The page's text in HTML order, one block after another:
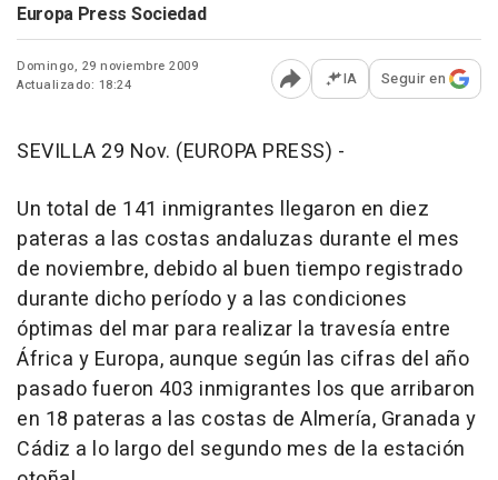
Europa Press Sociedad
Domingo, 29 noviembre 2009
Actualizado: 18:24
Abrir opciones para
IA Seguir en
SEVILLA 29 Nov. (EUROPA PRESS) -
Un total de 141 inmigrantes llegaron en diez
pateras a las costas andaluzas durante el mes
de noviembre, debido al buen tiempo registrado
durante dicho período y a las condiciones
óptimas del mar para realizar la travesía entre
África y Europa, aunque según las cifras del año
pasado fueron 403 inmigrantes los que arribaron
en 18 pateras a las costas de Almería, Granada y
Cádiz a lo largo del segundo mes de la estación